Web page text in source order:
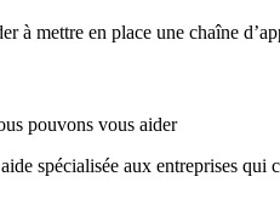
à mettre en place une chaîne
pouvons vous aider
spécialisée aux entreprises qui